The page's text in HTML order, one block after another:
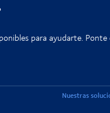
para ayudarte.
Nuestras